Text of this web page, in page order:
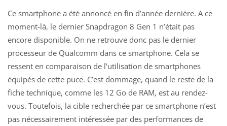
Ce smartphone a été annoncé en fin d’année dernière. A ce
moment-là, le dernier Snapdragon 8 Gen 1 n’était pas
encore disponible. On ne retrouve donc pas le dernier
processeur de Qualcomm dans ce smartphone. Cela se
ressent en comparaison de l’utilisation de smartphones
équipés de cette puce. C’est dommage, quand le reste de la
fiche technique, comme les 12 Go de RAM, est au rendez-
vous. Toutefois, la cible recherchée par ce smartphone n’est
pas nécessairement intéressée par des performances de